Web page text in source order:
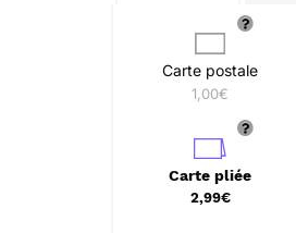
Carte postale
1,00€
Carte pliée
2,99€